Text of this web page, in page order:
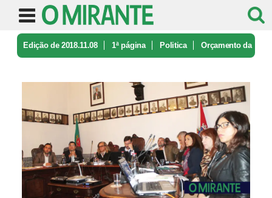
Edição de 2018.11.08 1ª página Politica Orçamento da